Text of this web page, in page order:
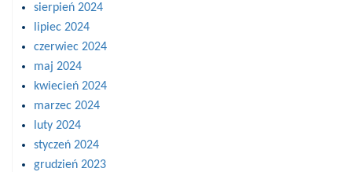
sierpień 2024
lipiec 2024
czerwiec 2024
maj 2024
kwiecień 2024
marzec 2024
luty 2024
styczeń 2024
grudzień 2023